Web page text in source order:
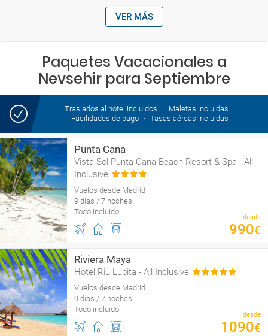
VER MÁS
Paquetes Vacacionales a
Nevsehir para Septiembre
Traslados al hotel incluidos
Maletas incluidas
Facilidades de pago
Tasas aéreas incluidas
Punta Cana
Vista Sol Punta Cana Beach Resort & Spa - All
Inclusive
Vuelos desde Madrid
9 días / 7 noches
Todo incluido
desde
990€
Riviera Maya
Hotel Riu Lupita - All Inclusive
Vuelos desde Madrid
9 días / 7 noches
Todo incluido
desde
1090€